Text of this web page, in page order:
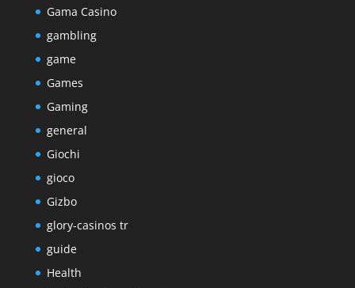
Gama Casino
gambling
game
Games
Gaming
general
Giochi
gioco
Gizbo
glory-casinos tr
guide
Health